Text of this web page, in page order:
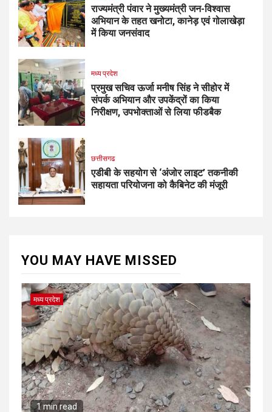
राज्यमंत्री पंवार ने मुख्यमंत्री जन-विश्वास
अभियान के तहत खनोटा, कानेड़ एवं गोलाखेड़ा
में किया जनसंवाद
मध्य प्रदेश
प्रमुख सचिव ऊर्जा मनीष सिंह ने सीहोर में
संपर्क अभियान और उपकेंद्रों का किया
निरीक्षण, उपभोक्ताओं से लिया फीडबैक
छत्तीसगढ
एडीबी के सहयोग से ‘अंजोर लाइट’ तकनीकी
सहायता परियोजना को कैबिनेट की मंजूरी
YOU MAY HAVE MISSED
मध्य प्रदेश
1 min read